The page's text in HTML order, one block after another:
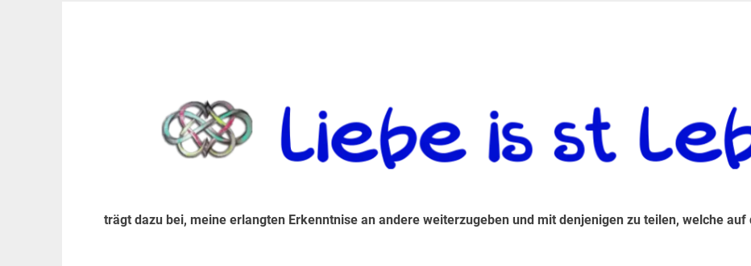
trägt dazu bei, meine erlangten Erkenntnise an andere weiterzugeben und mit denjenigen zu teilen, welche